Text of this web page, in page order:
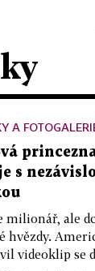
A
s
milionář, ale
hvězdy.
videoklip se